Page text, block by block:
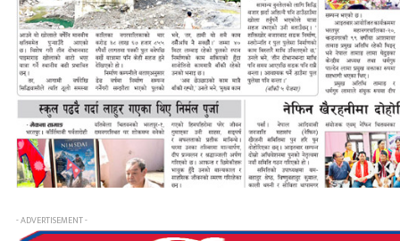
- ADVERTISEMENT -